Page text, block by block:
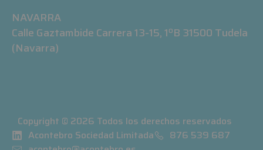
NAVARRA
Calle Gaztambide Carrera 13-15, 1ºB 31500 Tudela
(Navarra)
Copyright © 2026 Todos los derechos reservados
Acontebro Sociedad Limitada
876 539 687